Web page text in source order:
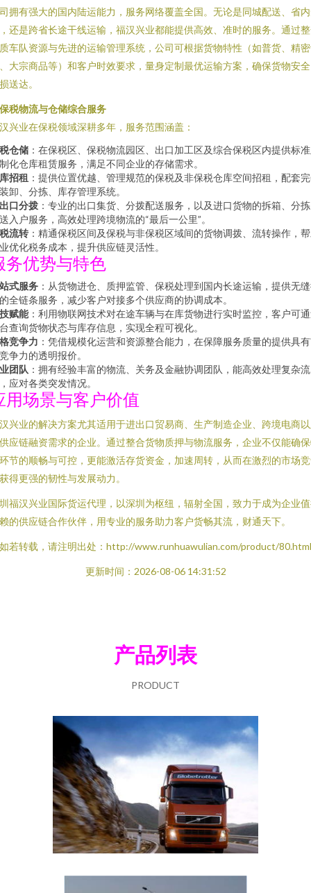
拥有强大的国内陆运能力，服务网络覆盖全国。无论是同城配送、省
还是跨省长途干线运输，福汉兴业都能提供高效、准时的服务。通过
车队资源与先进的运输管理系统，公司可根据货物特性（如普货、精
大宗商品等）和客户时效要求，量身定制最优运输方案，确保货物安
送达。
税物流与仓储综合服务
兴业在保税领域深耕多年，服务范围涵盖：
仓储 ：在保税区、保税物流园区、出口加工区及综合保税区内提供标
化仓库租赁服务，满足不同企业的存储需求。
招租 ：提供位置优越、管理规范的保税及非保税仓库空间招租，配套
卸、分拣、库存管理系统。
口分拨 ：专业的出口集货、分拨配送服务，以及进口货物的拆箱、分
入户服务，高效处理跨境物流的“最后一公里”。
流转 ：精通保税区间及保税与非保税区域间的货物调拨、流转操作，
优化税务成本，提升供应链灵活性。
务优势与特色
式服务 ：从货物进仓、质押监管、保税处理到国内长途运输，提供无
全链条服务，减少客户对接多个供应商的协调成本。
赋能：利用物联网技术对在途车辆与在库货物进行实时监控，客户可
查询货物状态与库存信息，实现全程可视化。
竞争力 ：凭借规模化运营和资源整合能力，在保障服务质量的提供具
争力的透明报价。
团队 ：拥有经验丰富的物流、关务及金融协调团队，能高效处理复杂流
应对各类突发情况。
用场景与客户价值
兴业的解决方案尤其适用于进出口贸易商、生产制造企业、跨境电商
应链融资需求的企业。通过整合货物质押与物流服务，企业不仅能确
节的顺畅与可控，更能激活存货资金，加速周转，从而在激烈的市场
得更强的韧性与发展动力。
福汉兴业国际货运代理，以深圳为枢纽，辐射全国，致力于成为企业
的供应链合作伙伴，用专业的服务助力客户货畅其流，财通天下。
如若转载，请注明出处：http://www.runhuawulian.com/product/80.html
更新时间：2026-08-06 14:31:52
产品列表
PRODUCT